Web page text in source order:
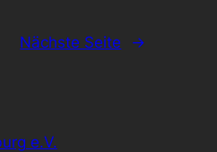
Nächste Seite →
e.V.